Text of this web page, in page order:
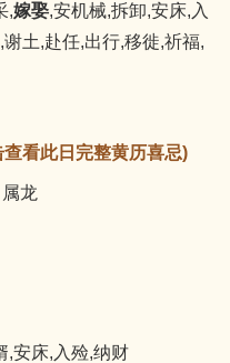
,嫁娶,安机械,拆卸,安床,入
土,赴任,出行,移徙,祈福,
查看此日完整黄历喜忌)
龙
,安床,入殓,纳财